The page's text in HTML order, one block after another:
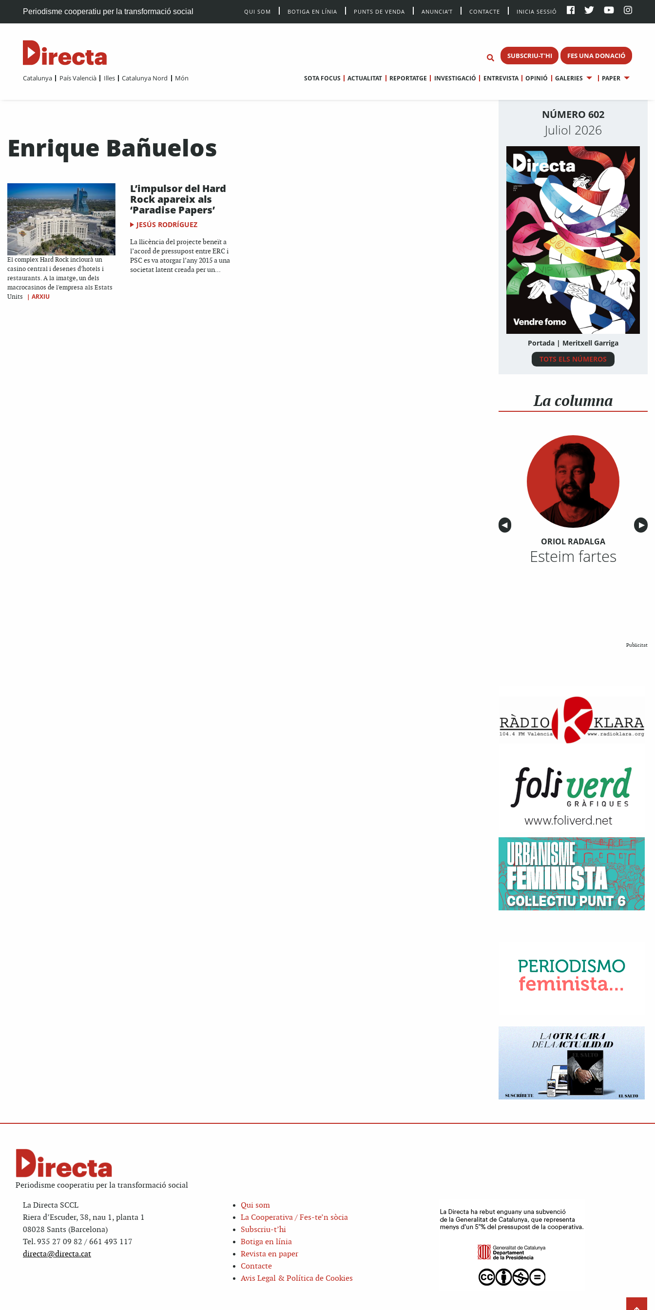
Periodisme cooperatiu per la transformació social QUI SOM BOTIGA EN LÍNIA PUNTS DE VENDA ANUNCIA’T CONTACTE INICIA SESSIÓ
SUBSCRIU-T'HI FES UNA DONACIÓ
Catalunya País Valencià Illes Catalunya Nord Món SOTA FOCUS ACTUALITAT REPORTATGE INVESTIGACIÓ ENTREVISTA OPINIÓ GALERIES PAPER
Enrique Bañuelos
El complex Hard Rock inclourà un
casino central i desenes d'hotels i
restaurants. A la imatge, un dels
macrocasinos de l'empresa als Estats
Units
| ARXIU
L’impulsor del Hard
Rock apareix als
‘Paradise Papers’
JESÚS RODRÍGUEZ
La llicència del projecte beneït a
l’acord de pressupost entre ERC i
PSC es va atorgar l’any 2015 a una
societat latent creada per un...
NÚMERO 602
Juliol 2026
Portada | Meritxell Garriga
TOTS ELS NÚMEROS
La columna
Anterior
◀︎ ▶︎
ORIOL RADALGA
Esteim fartes
Publicitat
Periodisme cooperatiu per la transformació social
La Directa SCCL
Riera d’Escuder, 38, nau 1, planta 1
08028 Sants (Barcelona)
Tel. 935 27 09 82 / 661 493 117
directa@directa.cat
Qui som
La Cooperativa / Fes-te’n sòcia
Subscriu-t’hi
Botiga en línia
Revista en paper
Contacte
Avis Legal & Política de Cookies